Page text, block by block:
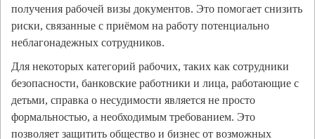
получения рабочей визы документов. Это помогает снизить
риски, связанные с приёмом на работу потенциально
неблагонадежных сотрудников.
Для некоторых категорий рабочих, таких как сотрудники
безопасности, банковские работники и лица, работающие с
детьми, справка о несудимости является не просто
формальностью, а необходимым требованием. Это
позволяет защитить общество и бизнес от возможных